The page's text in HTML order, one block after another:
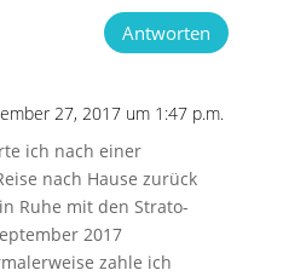
Antworten
27, 2017 um 1:47 p.m.
ich nach einer
nach Hause zurück
Ruhe mit den Strato-
2017
zahle ich